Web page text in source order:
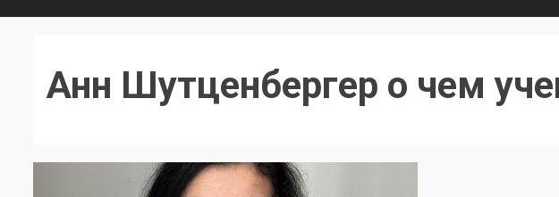
Анн Шутценбергер о чем